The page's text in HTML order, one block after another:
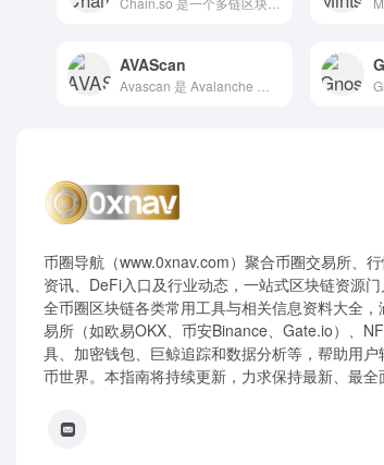
AVAScan
币圈导航（www.0xnav.com）聚合币圈交易所、
资讯、DeFi入口及行业动态，一站式区块链资源
全币圈区块链各类常用工具与相关信息资料大全
易所（如欧易OKX、币安Binance、Gate.io）、
具、加密钱包、巨鲸追踪和数据分析等，帮助用
币世界。本指南将持续更新，力求保持最新、最全